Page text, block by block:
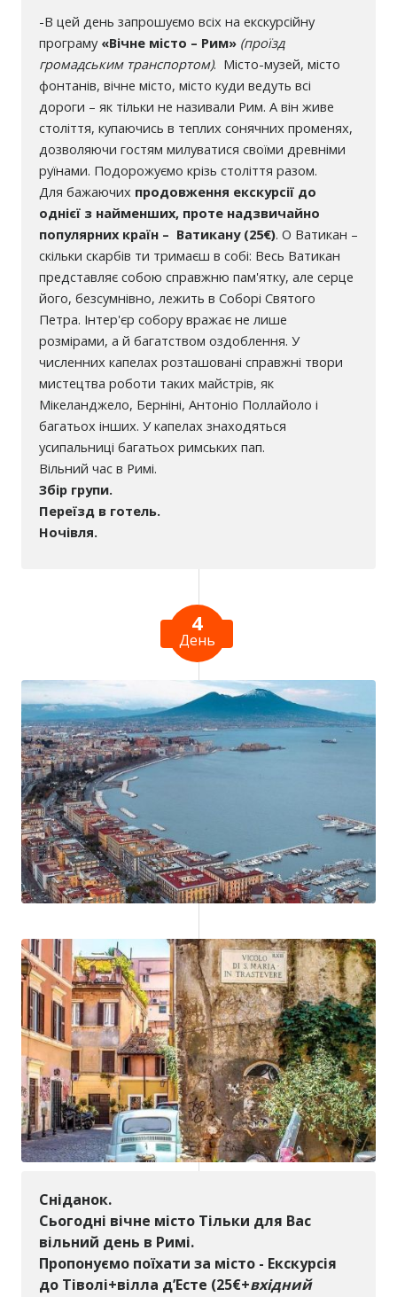
-В цей день запрошуємо всіх на екскурсійну
програму «Вічне місто – Рим» (проїзд
громадським транспортом). Місто-музей, місто
фонтанів, вічне місто, місто куди ведуть всі
дороги – як тільки не називали Рим. А він живе
століття, купаючись в теплих сонячних променях,
дозволяючи гостям милуватися своїми древніми
руїнами. Подорожуємо крізь століття разом.
Для бажаючих продовження екскурсії до
однієї з найменших, проте надзвичайно
популярних країн – Ватикану (25€). О Ватикан –
скільки скарбів ти тримаєш в собі: Весь Ватикан
представляє собою справжню пам'ятку, але серце
його, безсумнівно, лежить в Соборі Святого
Петра. Інтер'єр собору вражає не лише
розмірами, а й багатством оздоблення. У
численних капелах розташовані справжні твори
мистецтва роботи таких майстрів, як
Мікеланджело, Берніні, Антоніо Поллайоло і
багатьох інших. У капелах знаходяться
усипальниці багатьох римських пап.
Вільний час в Римі.
Збір групи.
Переїзд в готель.
Ночівля.
4
День
Сніданок.
Сьогодні вічне місто Тільки для Вас
вільний день в Римі.
Пропонуємо поїхати за місто - Екскурсія
до Тіволі+вілла д’Есте (25€+вхідний